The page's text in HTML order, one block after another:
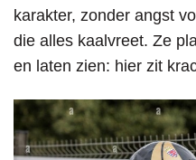
karakter, zonder angst
die alles kaalvreet. Ze
en laten zien: hier zit